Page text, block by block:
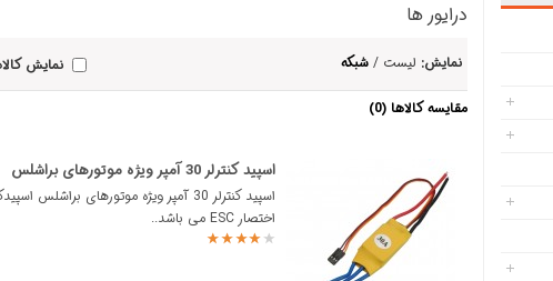
درایور ها
نمایش: لیست /شبکه نمایش
مقایسه کالاها (0)
اسپید کنترلر 30 آمپر ویژه موتورهای براشلس
اسپید کنترلر 30 آمپر ویژه موتورهای
اختصار ESC می باشد..